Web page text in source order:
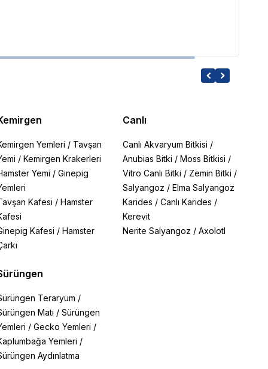
Yemleri / Tavşan
/ Kemirgen Krakerleri
Yemi / Ginepig
Kafesi / Hamster
Kafesi / Hamster
Teraryum /
Matı / Sürüngen
/ Gecko Yemleri /
Yemleri /
Aydınlatma
Canlı
Canlı Akvaryum Bitkisi /
Anubias Bitki /Moss Bitkisi /
Vitro Canlı Bitki / Zemin Bitki /
Salyangoz /Elma Salyangoz
Karides /Canlı Karides /
Kerevit
Nerite Salyangoz /Axolotl